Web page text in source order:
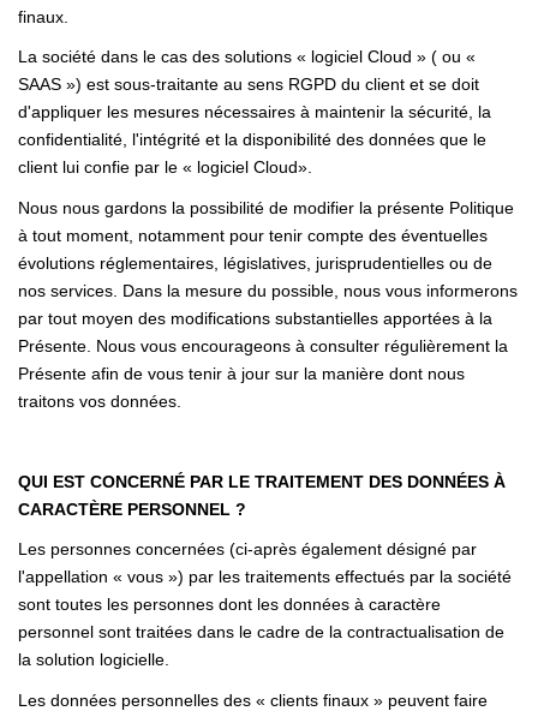
finaux.
La société dans le cas des solutions « logiciel Cloud » ( ou «
SAAS ») est sous-traitante au sens RGPD du client et se doit
d'appliquer les mesures nécessaires à maintenir la sécurité, la
confidentialité, l'intégrité et la disponibilité des données que le
client lui confie par le « logiciel Cloud».
Nous nous gardons la possibilité de modifier la présente Politique
à tout moment, notamment pour tenir compte des éventuelles
évolutions réglementaires, législatives, jurisprudentielles ou de
nos services. Dans la mesure du possible, nous vous informerons
par tout moyen des modifications substantielles apportées à la
Présente. Nous vous encourageons à consulter régulièrement la
Présente afin de vous tenir à jour sur la manière dont nous
traitons vos données.
QUI EST CONCERNÉ PAR LE TRAITEMENT DES DONNÉES À
CARACTÈRE PERSONNEL ?
Les personnes concernées (ci-après également désigné par
l'appellation « vous ») par les traitements effectués par la société
sont toutes les personnes dont les données à caractère
personnel sont traitées dans le cadre de la contractualisation de
la solution logicielle.
Les données personnelles des « clients finaux » peuvent faire